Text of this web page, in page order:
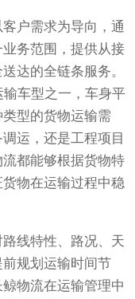
户需求为导向，通
务范围，提供从接
达的全链条服务。
车型之一，车身平
型的货物运输需
运，还是工程项目
都能够根据货物特
物在运输过程中稳
线特性、路况、天
规划运输时间节
物流在运输管理中